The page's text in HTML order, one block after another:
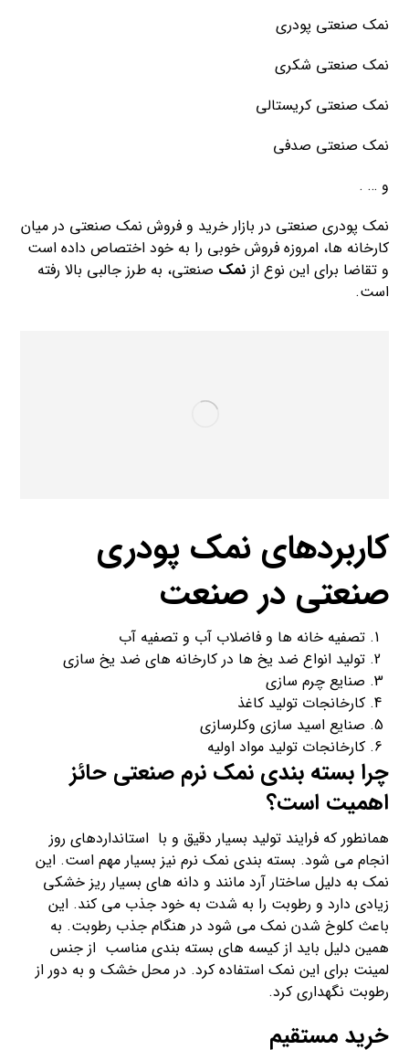
نمک صنعتی پودری
نمک صنعتی شکری
نمک صنعتی کریستالی
نمک صنعتی صدفی
و … .
نمک پودری صنعتی در بازار خرید و فروش نمک صنعتی در میان
کارخانه ها، امروزه فروش خوبی را به خود اختصاص داده است
و تقاضا برای این نوع از نمک صنعتی، به طرز جالبی بالا رفته
است.
کاربردهای نمک پودری
صنعتی در صنعت
تصفیه خانه ها و فاضلاب آب و تصفیه آب
تولید انواع ضد یخ ها در کارخانه های ضد یخ سازی
صنایع چرم سازی
کارخانجات تولید کاغذ
صنایع اسید سازی وکلرسازی
کارخانجات تولید مواد اولیه
چرا بسته بندی نمک نرم صنعتی حائز
اهمیت است؟
همانطور که فرایند تولید بسیار دقیق و با استانداردهای روز
انجام می شود. بسته بندی نمک نرم نیز بسیار مهم است. این
نمک به دلیل ساختار آرد مانند و دانه های بسیار ریز خشکی
زیادی دارد و رطوبت را به شدت به خود جذب می کند. این
باعث کلوخ شدن نمک می شود در هنگام جذب رطوبت. به
همین دلیل باید از کیسه های بسته بندی مناسب از جنس
لمینت برای این نمک استفاده کرد. در محل خشک و به دور از
رطوبت نگهداری کرد.
خرید مستقیم